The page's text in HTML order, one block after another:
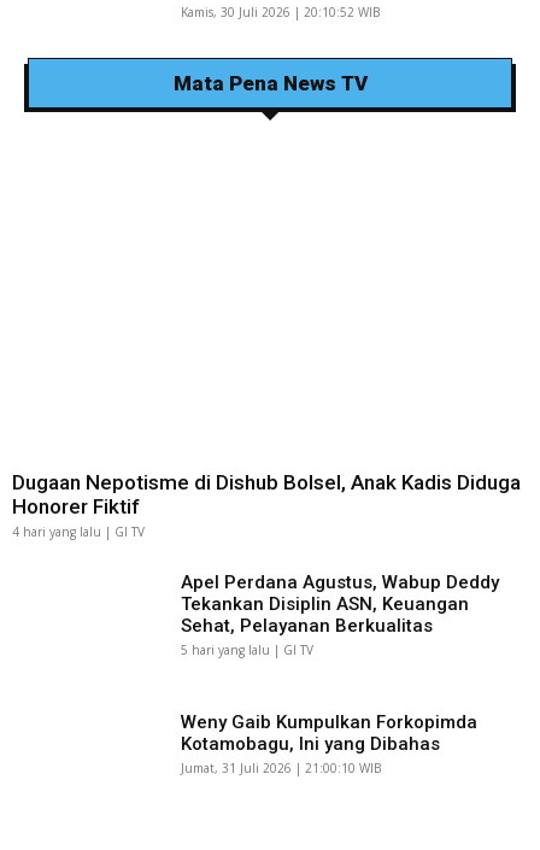
Kamis, 30 Juli 2026 | 20:10:52 WIB
Mata Pena News TV
Dugaan Nepotisme di Dishub Bolsel, Anak Kadis Diduga
Honorer Fiktif
4 hari yang lalu | GI TV
Apel Perdana Agustus, Wabup Deddy
Tekankan Disiplin ASN, Keuangan
Sehat, Pelayanan Berkualitas
5 hari yang lalu | GI TV
Weny Gaib Kumpulkan Forkopimda
Kotamobagu, Ini yang Dibahas
Jumat, 31 Juli 2026 | 21:00:10 WIB